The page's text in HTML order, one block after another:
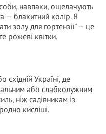
навпаки, ощелачують
— блакитний колір. Я
золу для гортензії” — це
рожеві квітки.
Україні, де
або слабколужним
ніж садівникам із
кисліші.